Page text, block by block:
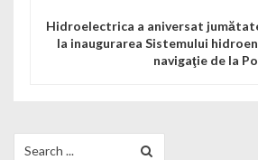
Hidroelectrica a aniversat
la inaugurarea Sistemului
navigaţie de la